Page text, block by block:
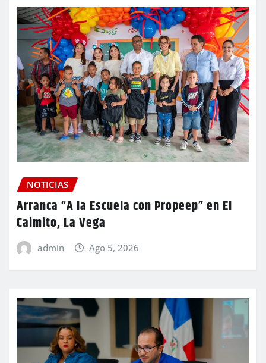
NOTICIAS
Arranca “A la Escuela con Propeep” en El
Caimito, La Vega
admin Ago 5, 2026